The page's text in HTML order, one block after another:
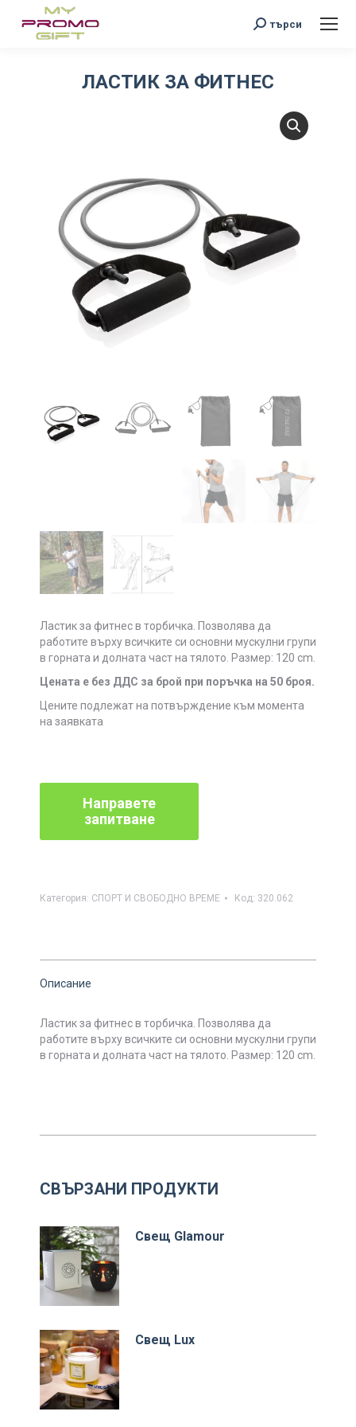
Search:
търси
ЛАСТИК ЗА ФИТНЕС
Ластик за фитнес в торбичка. Позволява да
работите върху всичките си основни мускулни групи
в горната и долната част на тялото. Размер: 120 cm.
Цената е без ДДС за брой при поръчка на 50 броя.
Цените подлежат на потвърждение към момента
на заявката
Категория: СПОРТ И СВОБОДНО ВРЕМЕ Код: 320.062
Описание
Ластик за фитнес в торбичка. Позволява да
работите върху всичките си основни мускулни групи
в горната и долната част на тялото. Размер: 120 cm.
СВЪРЗАНИ ПРОДУКТИ
Свещ Glamour
Свещ Lux